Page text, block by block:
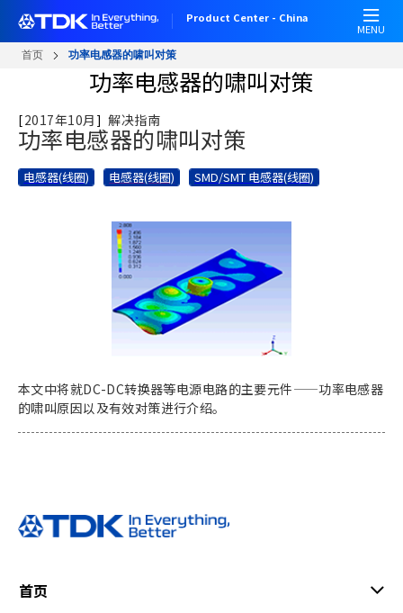
Product Center - China
MENU
首页 功率电感器的啸叫对策
功率电感器的啸叫对策
[2017年10月 ] 解决指南
功率电感器的啸叫对策
电感器(线圈) 电感器(线圈) SMD/SMT 电感器(线圈)
本文中将就DC-DC转换器等电源电路的主要元件——功率电感器
的啸叫原因以及有效对策进行介绍。
首页